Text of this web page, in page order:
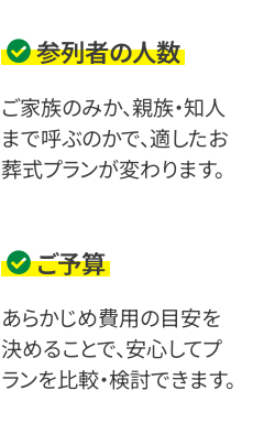
参列者の人数
ご家族のみか、親族・知人
まで呼ぶのかで、適したお
葬式プランが変わります。
ご予算
あらかじめ費用の目安を
決めることで、安心してプ
ランを比較・検討できます。